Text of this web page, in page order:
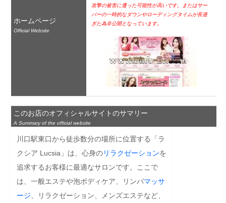
ホームページ
Official Website
攻撃の被害に遭った可能性が高いです。またはサー
バーの一時的なダウンやローディングタイムが長過
ぎた為非公開となっています。
このお店のオフィシャルサイトのサマリー
A Summary of the official website
川口駅東口から徒歩数分の場所に位置する「ラ
クシア Lucsia」は、心身のリラクゼーションを
追求するお客様に最適なサロンです。ここで
は、一般エステや泡ボディケア、リンパマッサ
ージ 、リラクゼーション、メンズエステなど、